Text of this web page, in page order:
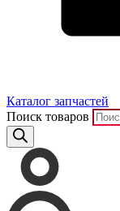
Каталог запчастей
Поиск товаров